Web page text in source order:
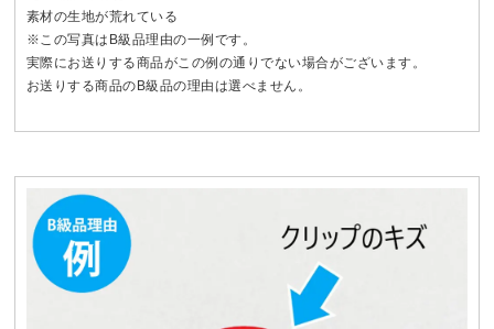
素材の生地が荒れている
※この写真はB級品理由の一例です。
実際にお送りする商品がこの例の通りでない場合がございます。
お送りする商品のB級品の理由は選べません。